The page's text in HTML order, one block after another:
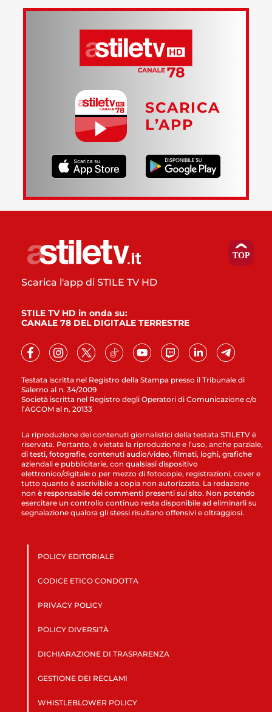
SCARICA
L’APP
Testata iscritta nel Registro della Stampa presso il Tribunale di
Salerno al n. 34/2009
Società iscritta nel Registro degli Operatori di Comunicazione c/o
l’AGCOM al n. 20133
Scarica l'app di STILE TV HD
STILE TV HD in onda su:
CANALE 78 DEL DIGITALE TERRESTRE
La riproduzione dei contenuti giornalistici della testata STILETV è
riservata. Pertanto, è vietata la riproduzione e l’uso, anche parziale,
di testi, fotografie, contenuti audio/video, filmati, loghi, grafiche
aziendali e pubblicitarie, con qualsiasi dispositivo
elettronico/digitale o per mezzo di fotocopie, registrazioni, cover e
tutto quanto è ascrivibile a copia non autorizzata. La redazione
non è responsabile dei commenti presenti sul sito. Non potendo
esercitare un controllo continuo resta disponibile ad eliminarli su
segnalazione qualora gli stessi risultano offensivi e oltraggiosi.
POLICY EDITORIALE
CODICE ETICO CONDOTTA
PRIVACY POLICY
POLICY DIVERSITÀ
DICHIARAZIONE DI TRASPARENZA
GESTIONE DEI RECLAMI
WHISTLEBLOWER POLICY